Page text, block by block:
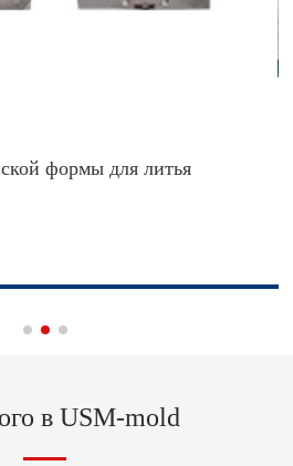
формы для литья
в USM-mold